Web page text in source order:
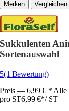
Vergleichen
Sukkulenten
Sortenauswahl
5(1 Bewertung)
Preis — 6,99 € * Alle
pro ST6,99 €*/ ST